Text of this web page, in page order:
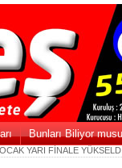
Bunları Biliyor
YARI FİNALE